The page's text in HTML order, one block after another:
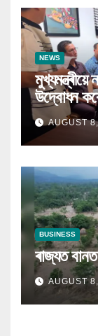
NEWS
উদ্বোধন
AUGUST
BUSINESS
ৰাজ্যত
AUGUST